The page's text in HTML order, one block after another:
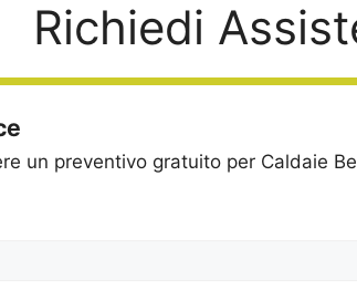
Richiedi
un preventivo gratuito per Caldaie